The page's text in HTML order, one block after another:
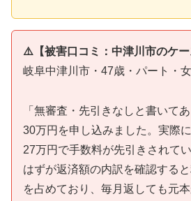
⚠️【被害口コミ：中津川市のケー
岐阜中津川市・47歳・パート・
「無審査・先引きなしと書いて
30万円を申し込みました。実際
27万円で手数料が先引きされて
はずが返済額の内訳を確認する
を占めており、毎月返しても元